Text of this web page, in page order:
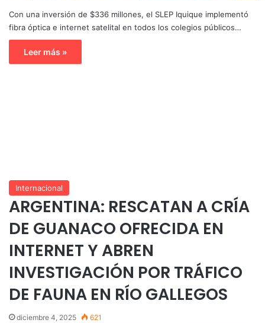
Con una inversión de $336 millones, el SLEP Iquique implementó
fibra óptica e internet satelital en todos los colegios públicos…
Leer más »
Internacional
ARGENTINA: RESCATAN A CRÍA
DE GUANACO OFRECIDA EN
INTERNET Y ABREN
INVESTIGACIÓN POR TRÁFICO
DE FAUNA EN RÍO GALLEGOS
diciembre 4, 2025 621